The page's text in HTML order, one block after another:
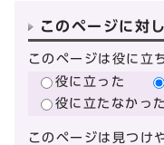
このページに対
このページは役に立
役に立った
役に立たなかった
このページは見つけ